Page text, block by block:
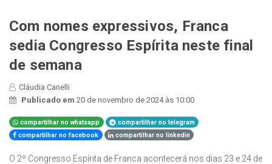
Com nomes expressivos, Franca
sedia Congresso Espírita neste final
de semana
Cláudia Canelli
Publicado em 20 de novembro de 2024 às 10:00
compartilhar no whatsapp
compartilhar no telegram
compartilhar no facebook
compartilhar no linkedin
O 2º Congresso Espírita de Franca acontecerá nos dias 23 e 24 de